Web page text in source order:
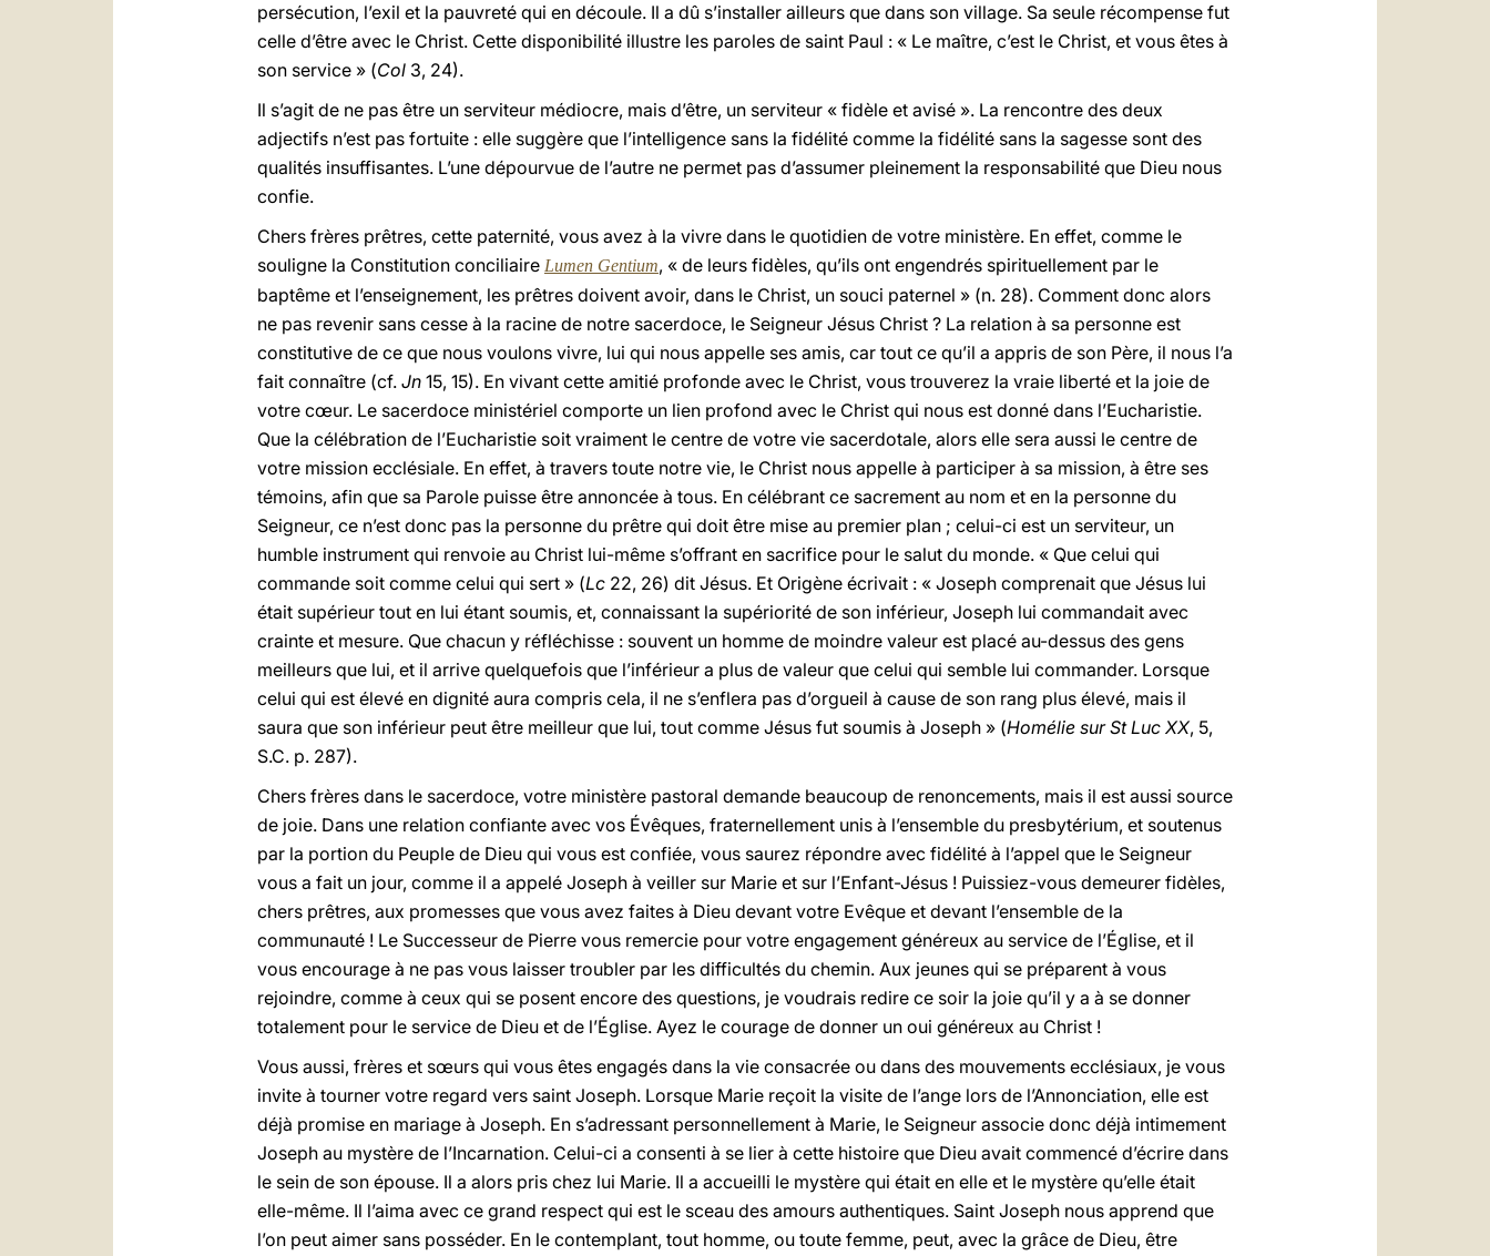
persécution, l’exil et la pauvreté qui en découle. Il a dû s’installer ailleurs que dans son village. Sa seule récompense fut
celle d’être avec le Christ. Cette disponibilité illustre les paroles de saint Paul : « Le maître, c’est le Christ, et vous êtes à
son service » (Col 3, 24).
Il s’agit de ne pas être un serviteur médiocre, mais d’être, un serviteur « fidèle et avisé ». La rencontre des deux
adjectifs n’est pas fortuite : elle suggère que l’intelligence sans la fidélité comme la fidélité sans la sagesse sont des
qualités insuffisantes. L’une dépourvue de l’autre ne permet pas d’assumer pleinement la responsabilité que Dieu nous
confie.
Chers frères prêtres, cette paternité, vous avez à la vivre dans le quotidien de votre ministère. En effet, comme le
souligne la Constitution conciliaire Lumen Gentium, « de leurs fidèles, qu’ils ont engendrés spirituellement par le
baptême et l’enseignement, les prêtres doivent avoir, dans le Christ, un souci paternel » (n. 28). Comment donc alors
ne pas revenir sans cesse à la racine de notre sacerdoce, le Seigneur Jésus Christ ? La relation à sa personne est
constitutive de ce que nous voulons vivre, lui qui nous appelle ses amis, car tout ce qu’il a appris de son Père, il nous l’a
fait connaître (cf. Jn 15, 15). En vivant cette amitié profonde avec le Christ, vous trouverez la vraie liberté et la joie de
votre cœur. Le sacerdoce ministériel comporte un lien profond avec le Christ qui nous est donné dans l’Eucharistie.
Que la célébration de l’Eucharistie soit vraiment le centre de votre vie sacerdotale, alors elle sera aussi le centre de
votre mission ecclésiale. En effet, à travers toute notre vie, le Christ nous appelle à participer à sa mission, à être ses
témoins, afin que sa Parole puisse être annoncée à tous. En célébrant ce sacrement au nom et en la personne du
Seigneur, ce n’est donc pas la personne du prêtre qui doit être mise au premier plan ; celui-ci est un serviteur, un
humble instrument qui renvoie au Christ lui-même s’offrant en sacrifice pour le salut du monde. « Que celui qui
commande soit comme celui qui sert » (Lc 22, 26) dit Jésus. Et Origène écrivait : « Joseph comprenait que Jésus lui
était supérieur tout en lui étant soumis, et, connaissant la supériorité de son inférieur, Joseph lui commandait avec
crainte et mesure. Que chacun y réfléchisse : souvent un homme de moindre valeur est placé au-dessus des gens
meilleurs que lui, et il arrive quelquefois que l’inférieur a plus de valeur que celui qui semble lui commander. Lorsque
celui qui est élevé en dignité aura compris cela, il ne s’enflera pas d’orgueil à cause de son rang plus élevé, mais il
saura que son inférieur peut être meilleur que lui, tout comme Jésus fut soumis à Joseph » (Homélie sur St Luc XX, 5,
S.C. p. 287).
Chers frères dans le sacerdoce, votre ministère pastoral demande beaucoup de renoncements, mais il est aussi source
de joie. Dans une relation confiante avec vos Évêques, fraternellement unis à l’ensemble du presbytérium, et soutenus
par la portion du Peuple de Dieu qui vous est confiée, vous saurez répondre avec fidélité à l’appel que le Seigneur
vous a fait un jour, comme il a appelé Joseph à veiller sur Marie et sur l’Enfant-Jésus ! Puissiez-vous demeurer fidèles,
chers prêtres, aux promesses que vous avez faites à Dieu devant votre Evêque et devant l’ensemble de la
communauté ! Le Successeur de Pierre vous remercie pour votre engagement généreux au service de l’Église, et il
vous encourage à ne pas vous laisser troubler par les difficultés du chemin. Aux jeunes qui se préparent à vous
rejoindre, comme à ceux qui se posent encore des questions, je voudrais redire ce soir la joie qu’il y a à se donner
totalement pour le service de Dieu et de l’Église. Ayez le courage de donner un oui généreux au Christ !
Vous aussi, frères et sœurs qui vous êtes engagés dans la vie consacrée ou dans des mouvements ecclésiaux, je vous
invite à tourner votre regard vers saint Joseph. Lorsque Marie reçoit la visite de l’ange lors de l’Annonciation, elle est
déjà promise en mariage à Joseph. En s’adressant personnellement à Marie, le Seigneur associe donc déjà intimement
Joseph au mystère de l’Incarnation. Celui-ci a consenti à se lier à cette histoire que Dieu avait commencé d’écrire dans
le sein de son épouse. Il a alors pris chez lui Marie. Il a accueilli le mystère qui était en elle et le mystère qu’elle était
elle-même. Il l’aima avec ce grand respect qui est le sceau des amours authentiques. Saint Joseph nous apprend que
l’on peut aimer sans posséder. En le contemplant, tout homme, ou toute femme, peut, avec la grâce de Dieu, être